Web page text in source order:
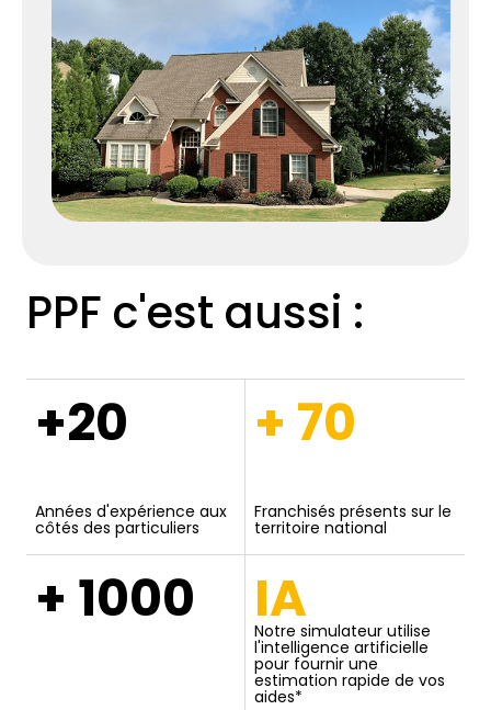
PPF c'est aussi :
+20
Années d'expérience aux
côtés des particuliers
+ 70
Franchisés présents sur le
territoire national
+ 1000 IA
Notre simulateur utilise
l'intelligence artificielle
pour fournir une
estimation rapide de vos
aides*